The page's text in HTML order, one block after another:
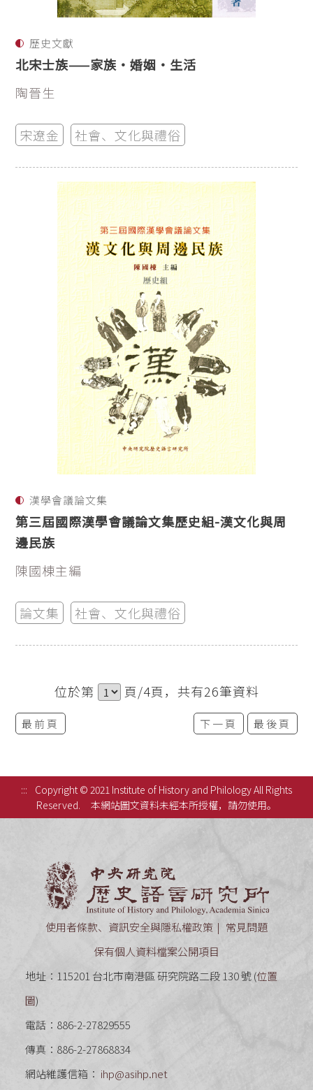
歷史文獻
北宋士族——家族‧婚姻‧生活
陶晉生
宋遼金 社會、文化與禮俗
漢學會議論文集
第三屆國際漢學會議論文集歷史組-漢文化與周
邊民族
陳國棟主編
論文集 社會、文化與禮俗
位於第 頁/4頁，共有26筆資料
最前頁 下一頁 最後頁
:::
Copyright © 2021 Institute of History and Philology All Rights
Reserved.
本網站圖文資料未經本所授權，請勿使用。
使用者條款、資訊安全與隱私權政策
常見問題
保有個人資料檔案公開項目
地址：115201 台北市南港區 研究院路二段 130 號 (位置
圖)
電話：886-2-27829555
傳真：886-2-27868834
網站維護信箱： ihp@asihp.net